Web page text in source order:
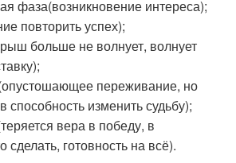
фаза(возникновение интереса);
повторить успех);
больше не волнует, волнует
переживание, но
способность изменить судьбу);
вера в победу, в
сделать, готовность на всё).